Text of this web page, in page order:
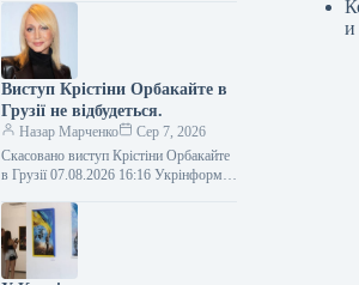
07.08.2026 16:02 Укрінформ У
давньому місті Аспендос,
розташованому в турецькій…
Виступ Крістіни Орбакайте в
Грузії не відбудеться.
Назар Марченко
Сер 7, 2026
Скасовано виступ Крістіни Орбакайте
в Грузії 07.08.2026 16:16 Укрінформ У
запланований виступ російської
артистки Крістіни…
и